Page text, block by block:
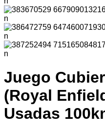
Juego
(Royal
Usadas